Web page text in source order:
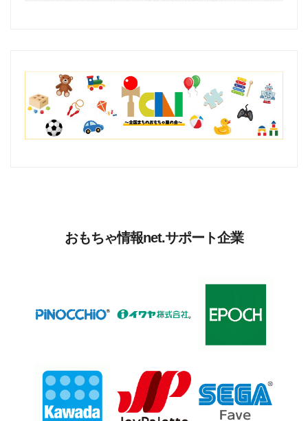
おもちゃ情報net.サポート企業